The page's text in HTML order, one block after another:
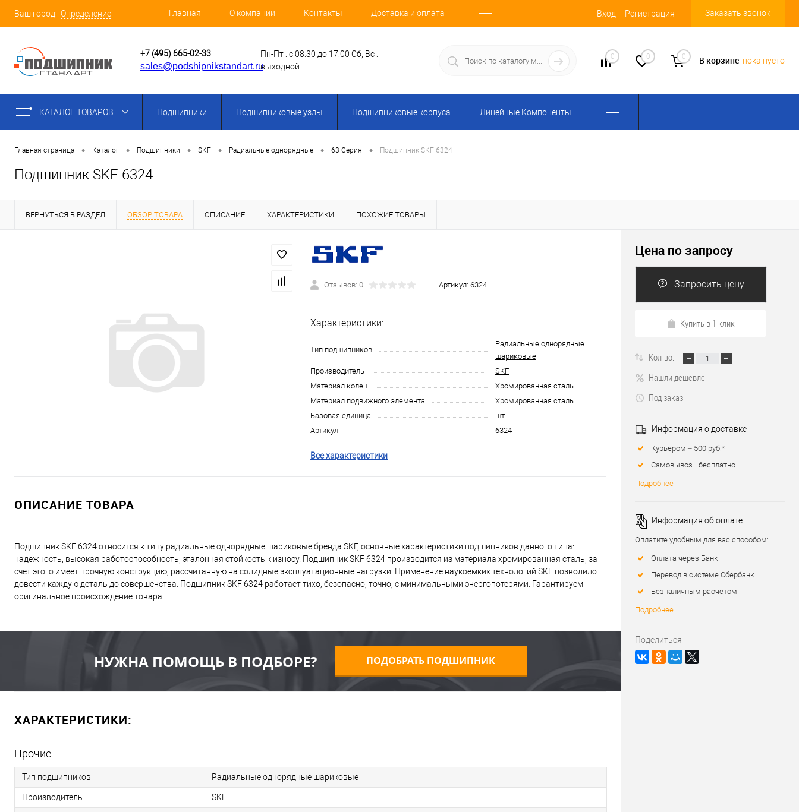
Ваш город: Определение Главная О компании Контакты Доставка и оплата Вход Регистрация Заказать звонок
+7 (495) 665-02-33
sales@podshipnikstandart.ru
Пн-Пт : с 08:30 до 17:00 Сб, Вс :
выходной
0 0 0 В корзине пока пусто
КАТАЛОГ ТОВАРОВ Подшипники Подшипниковые узлы Подшипниковые корпуса Линейные Компоненты
Главная страница • Каталог • Подшипники • SKF • Радиальные однорядные • 63 Серия • Подшипник SKF 6324
Подшипник SKF 6324
ВЕРНУТЬСЯ В РАЗДЕЛ ОБЗОР ТОВАРА ОПИСАНИЕ ХАРАКТЕРИСТИКИ ПОХОЖИЕ ТОВАРЫ
Отзывов: 0 Артикул: 6324
Характеристики:
Тип подшипников
Радиальные однорядные
шариковые
Производитель
SKF
Материал колец
Хромированная сталь
Материал подвижного элемента
Хромированная сталь
Базовая единица
шт
Артикул
6324
Все характеристики
ОПИСАНИЕ ТОВАРА
Подшипник SKF 6324 относится к типу радиальные однорядные шариковые бренда SKF, основные характеристики подшипников данного типа:
надежность, высокая работоспособность, эталонная стойкость к износу. Подшипник SKF 6324 производится из материала хромированная сталь, за
счет этого имеет прочную конструкцию, рассчитанную на солидные эксплуатационные нагрузки. Применение наукоемких технологий SKF позволило
довести каждую деталь до совершенства. Подшипник SKF 6324 работает тихо, безопасно, точно, с минимальными энергопотерями. Гарантируем
оригинальное происхождение товара.
НУЖНА ПОМОЩЬ В ПОДБОРЕ? ПОДОБРАТЬ ПОДШИПНИК
ХАРАКТЕРИСТИКИ:
Прочие
Тип подшипников Радиальные однорядные шариковые
Производитель SKF
Цена по запросу
Запросить цену
Купить в 1 клик
Кол-во:
Нашли дешевле
Под заказ
Информация о доставке
Курьером – 500 руб.*
Самовывоз - бесплатно
Подробнее
Информация об оплате
Оплатите удобным для вас способом:
Оплата через Банк
Перевод в системе Сбербанк
Безналичным расчетом
Подробнее
Поделиться